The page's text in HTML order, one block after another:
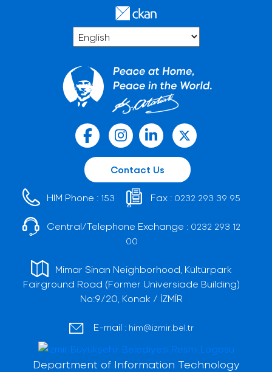
Contact Us
HIM Phone : 153 Fax : 0232 293 39 95
Central/Telephone Exchange : 0232 293 12
00
Mimar Sinan Neighborhood, Kültürpark
Fairground Road (Former Universiade Building)
No:9/20, Konak / İZMİR
E-mail : him@izmir.bel.tr
Department of Information Technology